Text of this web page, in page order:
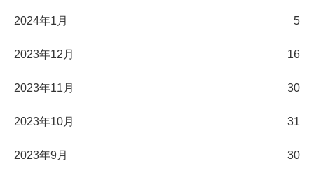
2024年1月 5
2023年12月 16
2023年11月 30
2023年10月 31
2023年9月 30